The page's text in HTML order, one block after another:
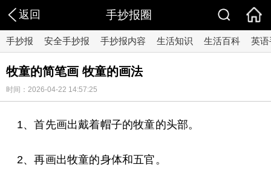
返回 手抄报圈
手抄报 安全手抄报 手抄报内容 生活知识 生活百科 英
牧童的简笔画 牧童的画法
时间：2026-04-22 14:57:25
1、首先画出戴着帽子的牧童的头部。
2、再画出牧童的身体和五官。